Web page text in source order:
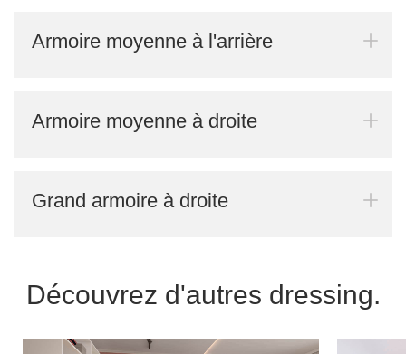
Armoire moyenne à l'arrière
Armoire moyenne à droite
Grand armoire à droite
Découvrez d'autres dressing.